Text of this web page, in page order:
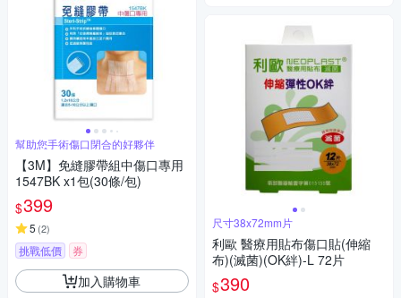
幫助您手術傷口閉合的好夥伴
【3M】免縫膠帶組中傷口專用
1547BK x1包(30條/包)
$399
5 (2)
挑戰低價 券
加入購物車
尺寸38x72mm片
利歐 醫療用貼布傷口貼(伸縮
布)(滅菌)(OK絆)-L 72片
$390